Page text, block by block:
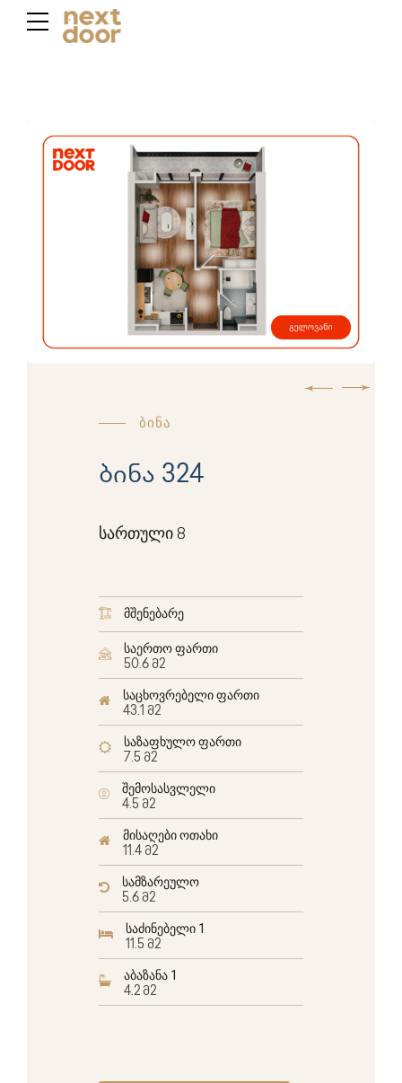
ბინა
ბინა 324
სართული 8
მშენებარე
საერთო ფართი
50.6 მ2
საცხოვრებელი ფართი
43.1 მ2
საზაფხულო ფართი
7.5 მ2
შემოსასვლელი
4.5 მ2
მისაღები ოთახი
11.4 მ2
სამზარეულო
5.6 მ2
საძინებელი 1
11.5 მ2
აბაზანა 1
4.2 მ2